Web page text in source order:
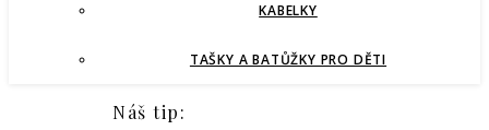
KABELKY
TAŠKY A BATŮŽKY PRO DĚTI
Náš tip: